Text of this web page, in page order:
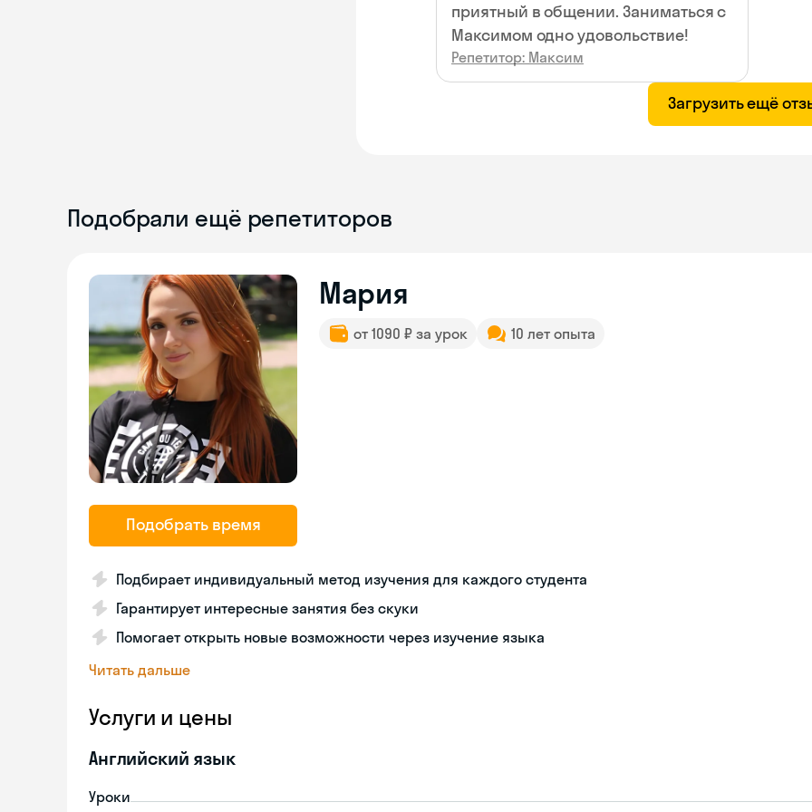
приятный в общении. Заниматься с
Максимом одно удовольствие!
Репетитор: Максим
Загрузить ещё
Подобрали ещё репетиторов
Подобрать время
Мария
от 1090 ₽ за урок 10 лет опыта
Подбирает индивидуальный метод изучения для каждого студента
Гарантирует интересные занятия без скуки
Помогает открыть новые возможности через изучение языка
Читать дальше
Услуги и цены
Английский язык
Уроки